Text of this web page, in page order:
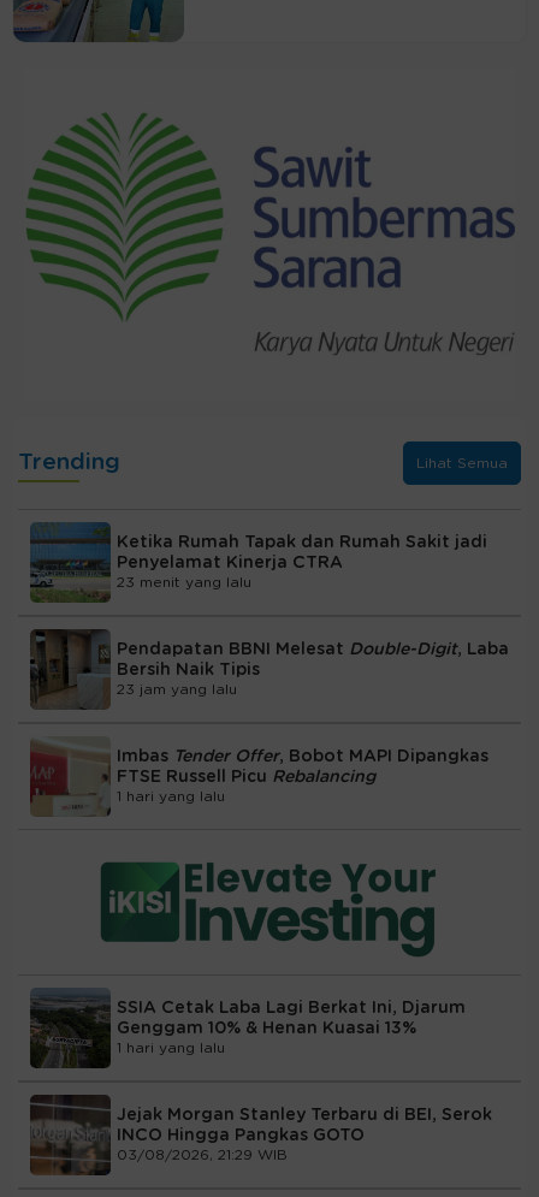
Trending Lihat Semua
Ketika Rumah Tapak dan Rumah Sakit jadi
Penyelamat Kinerja CTRA
23 menit yang lalu
Pendapatan BBNI Melesat Double-Digit, Laba
Bersih Naik Tipis
23 jam yang lalu
Imbas Tender Offer, Bobot MAPI Dipangkas
FTSE Russell Picu Rebalancing
1 hari yang lalu
SSIA Cetak Laba Lagi Berkat Ini, Djarum
Genggam 10% & Henan Kuasai 13%
1 hari yang lalu
Jejak Morgan Stanley Terbaru di BEI, Serok
INCO Hingga Pangkas GOTO
03/08/2026, 21:29 WIB